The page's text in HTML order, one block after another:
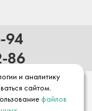
и аналитику
сайтом.
файлов
94
86